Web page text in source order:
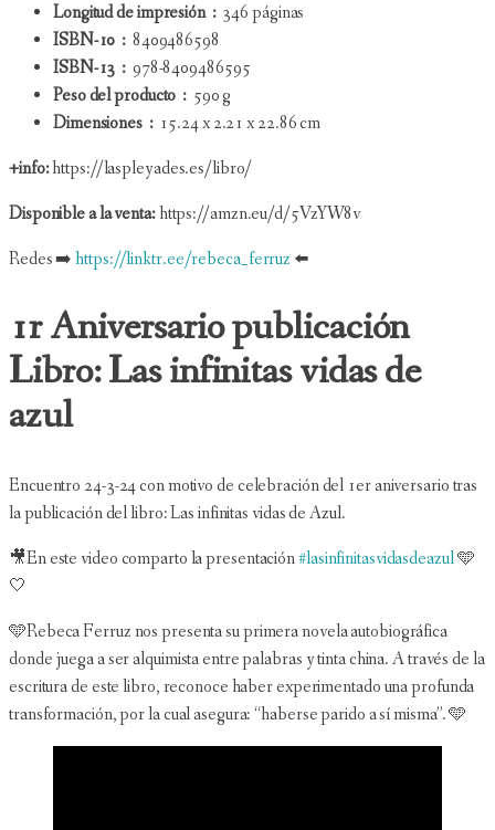
Longitud de impresión ‏ : ‎ 346 páginas
ISBN-10 ‏ : ‎ 8409486598
ISBN-13 ‏ : ‎ 978-8409486595
Peso del producto ‏ : ‎ 590 g
Dimensiones ‏ : ‎ 15.24 x 2.21 x 22.86 cm
+info:https://laspleyades.es/libro/
Disponible a la venta:https://amzn.eu/d/5VzYW8v
Redes ➡️https://linktr.ee/rebeca_ferruz ⬅️
1r Aniversario publicación
Libro: Las infinitas vidas de
azul
Encuentro 24-3-24 con motivo de celebración del 1er aniversario tras
la publicación del libro: Las infinitas vidas de Azul.
🎥En este video comparto la presentación#lasinfinitasvidasdeazul🩵
🤍
🩵Rebeca Ferruz nos presenta su primera novela autobiográfica
donde juega a ser alquimista entre palabras y tinta china. A través de la
escritura de este libro, reconoce haber experimentado una profunda
transformación, por la cual asegura: “haberse parido a sí misma”. 🩵